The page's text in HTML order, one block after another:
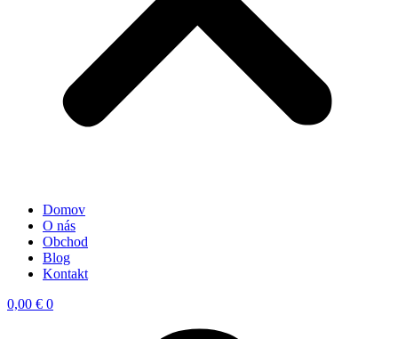
Domov
O nás
Obchod
Blog
Kontakt
0,00 € 0